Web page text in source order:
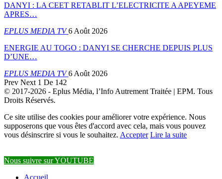
DANYI : LA CEET RETABLIT L’ELECTRICITE A APEYEME
APRES…
EPLUS MEDIA TV6 Août 2026
ENERGIE AU TOGO : DANYI SE CHERCHE DEPUIS PLUS
D’UNE…
EPLUS MEDIA TV6 Août 2026
Prev Next 1 De 142
© 2017-2026 - Eplus Média, l’Info Autrement Traitée | EPM. Tous
Droits Réservés.
Ce site utilise des cookies pour améliorer votre expérience. Nous
supposerons que vous êtes d'accord avec cela, mais vous pouvez
vous désinscrire si vous le souhaitez. Accepter Lire la suite
Nous suivre sur YOUTUBE
Accueil